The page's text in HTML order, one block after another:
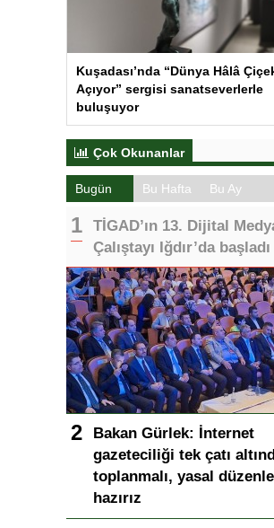
Kuşadası’nda “Dünya Hâlâ
Açıyor” sergisi sanatseverlerle
buluşuyor
Çok Okunanlar
Bugün Bu Hafta Bu Ay
TİGAD’ın 13. Dijital
Çalıştayı Iğdır’da başladı
Bakan Gürlek: İnternet
gazeteciliği tek çatı
toplanmalı, yasal
hazırız